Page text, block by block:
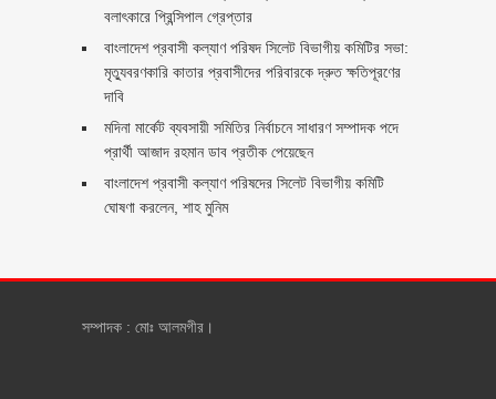
বলাৎকারে প্রিন্সিপাল গ্রেপ্তার ‎
বাংলাদেশ প্রবাসী কল্যাণ পরিষদ সিলেট বিভাগীয় কমিটির সভা:
মৃত্যুবরণকারি কাতার প্রবাসীদের পরিবারকে দ্রুত ক্ষতিপূরণের
দাবি
মদিনা মার্কেট ব্যবসায়ী সমিতির নির্বাচনে সাধারণ সম্পাদক পদে
প্রার্থী আজাদ রহমান ডাব প্রতীক পেয়েছেন ‎
‎বাংলাদেশ প্রবাসী কল্যাণ পরিষদের সিলেট বিভাগীয় কমিটি
ঘোষণা করলেন, শাহ মুনিম
সম্পাদক : মোঃ আলমগীর।